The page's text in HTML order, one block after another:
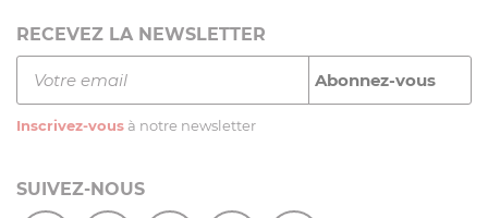
RECEVEZ LA NEWSLETTER
Inscrivez-vous à notre newsletter
SUIVEZ-NOUS